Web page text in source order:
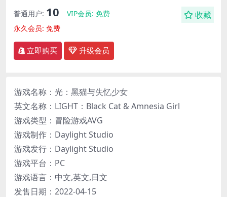
普通用户: 10 VIP会员: 免费
永久会员: 免费
收藏
立即购买 升级会员
游戏名称：光：黑猫与失忆少女
英文名称：LIGHT：Black Cat & Amnesia Girl
游戏类型：冒险游戏AVG
游戏制作：Daylight Studio
游戏发行：Daylight Studio
游戏平台：PC
游戏语言：中文,英文,日文
发售日期：2022-04-15